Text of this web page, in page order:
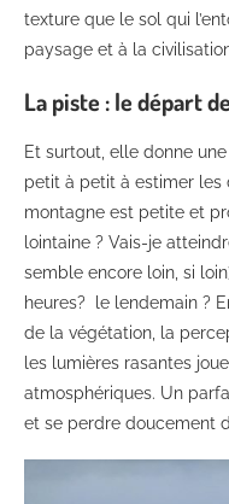
texture que le sol qui
paysage et à la
La piste : le départ
Et surtout, elle donne
petit à petit à estimer les
montagne est petite et
lointaine ? Vais-je
semble encore loin, si
heures? le lendemain ?
de la végétation, la
les lumières rasantes
atmosphériques. Un
et se perdre doucement